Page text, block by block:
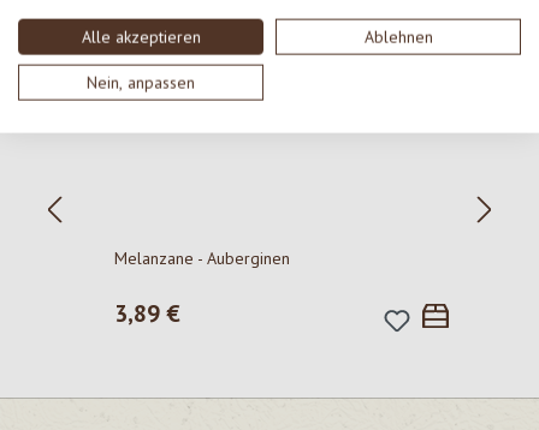
Alle akzeptieren Ablehnen
Nein, anpassen
Produktgalerie überspringen
Melanzane - Auberginen
Regulärer Preis:
3,89 €